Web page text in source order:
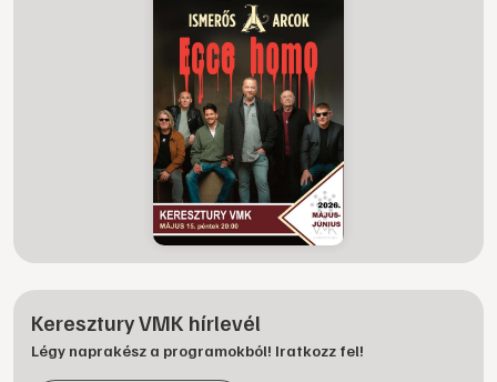
Keresztury VMK hírlevél
Légy naprakész a programokból! Iratkozz fel!